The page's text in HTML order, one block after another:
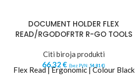
DOCUMENT HOLDER FLEX
READ/RGODOFRTR R-GO TOOLS
Citi biroja produkti
66,32 € (bez PVN: 54,81 €)
Flex Read | Ergonomic | Colour Black